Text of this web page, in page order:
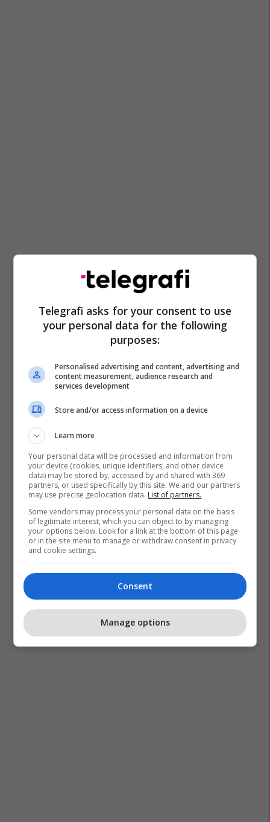
Shba Kina Irani Lufta Në Iran
Telegrafi asks for your consent to use
your personal data for the following
purposes:
Personalised advertising and content, advertising and
content measurement, audience research and
services development
Store and/or access information on a device
Learn more
Your personal data will be processed and information from
your device (cookies, unique identifiers, and other device
data) may be stored by, accessed by and shared with 369
partners, or used specifically by this site. We and our partners
may use precise geolocation data. List of partners.
Some vendors may process your personal data on the basis
of legitimate interest, which you can object to by managing
your options below. Look for a link at the bottom of this page
or in the site menu to manage or withdraw consent in privacy
and cookie settings.
Consent
Manage options